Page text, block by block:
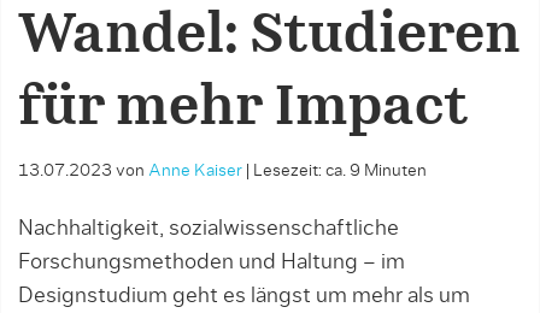
Wandel: Studieren
für mehr Impact
13.07.2023 von Anne Kaiser Lesezeit: ca. 9 Minuten
Nachhaltigkeit, sozialwissenschaftliche
Forschungsmethoden und Haltung – im
Designstudium geht es längst um mehr als um